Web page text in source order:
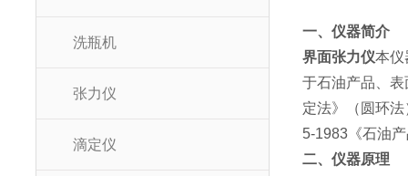
洗瓶机
张力仪
滴定仪
一、仪器简介
界面张力仪本仪
于石油产品、
定法》（圆环
5-1983《石油
二、仪器原理